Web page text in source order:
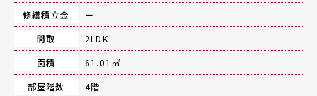
修繕積立金
ー
間取
2LDK
面積
61.01㎡
部屋階数
4階